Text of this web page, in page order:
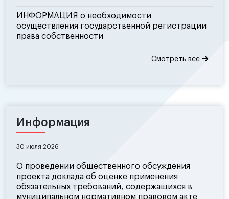
ИНФОРМАЦИЯ о необходимости
осуществления государственной регистрации
права собственности
Смотреть все
Информация
30 июля 2026
О проведении общественного обсуждения
проекта доклада об оценке применения
обязательных требований, содержащихся в
муниципальном нормативном правовом акте